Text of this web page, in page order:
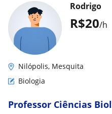
R$20/h
Rodrigo
Nilópolis, Mesquita
Biologia
Professor Ciências